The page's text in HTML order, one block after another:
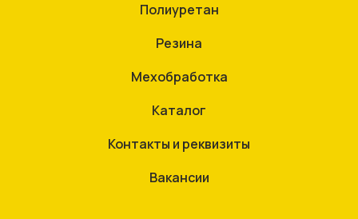
Полиуретан
Резина
Мехобработка
Каталог
Контакты и реквизиты
Вакансии